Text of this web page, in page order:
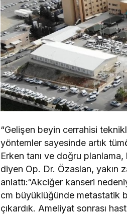
“Gelişen beyin cerrahisi
yöntemler sayesinde artık
Erken tanı ve doğru
diyen Op. Dr. Özaslan, yakın
anlattı:“Akciğer kanseri
cm büyüklüğünde metastatik
çıkardık. Ameliyat sonrası